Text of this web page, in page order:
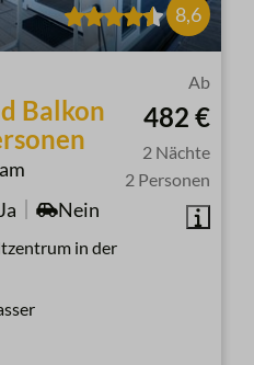
8,6
Ab
482 €
2 Nächte
2 Personen
Balkon
Ja Nein
in der